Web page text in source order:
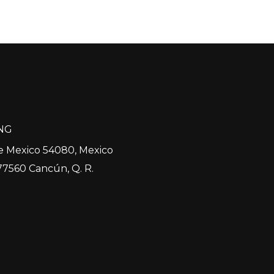
Mexico 54080, Mexico
Cancún, Q. R.